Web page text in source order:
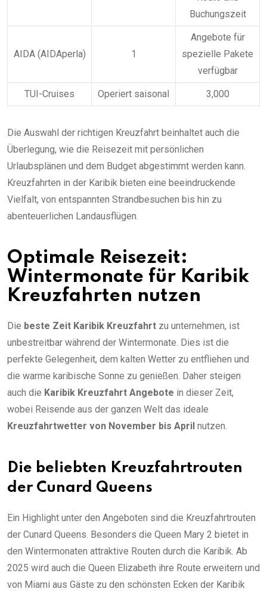
Buchungszeit
AIDA (AIDAperla) 1
Angebote für
spezielle Pakete
verfügbar
TUI-Cruises Operiert saisonal 3,000
Die Auswahl der richtigen Kreuzfahrt beinhaltet auch die
Überlegung, wie die Reisezeit mit persönlichen
Urlaubsplänen und dem Budget abgestimmt werden kann.
Kreuzfahrten in der Karibik bieten eine beeindruckende
Vielfalt, von entspannten Strandbesuchen bis hin zu
abenteuerlichen Landausflügen.
Optimale Reisezeit:
Wintermonate für Karibik
Kreuzfahrten nutzen
Die beste Zeit Karibik Kreuzfahrt zu unternehmen, ist
unbestreitbar während der Wintermonate. Dies ist die
perfekte Gelegenheit, dem kalten Wetter zu entfliehen und
die warme karibische Sonne zu genießen. Daher steigen
auch die Karibik Kreuzfahrt Angebote in dieser Zeit,
wobei Reisende aus der ganzen Welt das ideale
Kreuzfahrtwetter von November bis April nutzen.
Die beliebten Kreuzfahrtrouten
der Cunard Queens
Ein Highlight unter den Angeboten sind die Kreuzfahrtrouten
der Cunard Queens. Besonders die Queen Mary 2 bietet in
den Wintermonaten attraktive Routen durch die Karibik. Ab
2025 wird auch die Queen Elizabeth ihre Route erweitern und
von Miami aus Gäste zu den schönsten Ecken der Karibik